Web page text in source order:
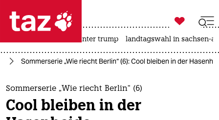
 taz zahl ich
taz zahl ich
themen
politik

taz zahl ich
usa unter trump landtagswahl in sachsen-
Sommerserie „Wie riecht Berlin“ (6): Cool bleiben in der
Sommerserie „Wie riecht Berlin“ (6)
Cool bleiben in der